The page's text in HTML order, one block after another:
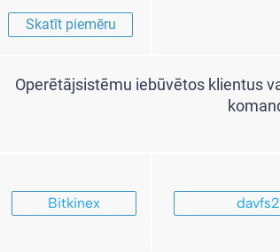
Skatīt piemēru
Operētājsistēmu iebūvētos klientus
Bitkinex davfs2